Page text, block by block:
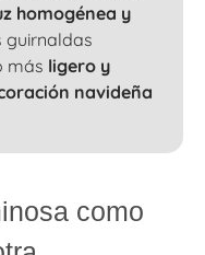
homogénea y
guirnaldas
más ligero y
navideña
como